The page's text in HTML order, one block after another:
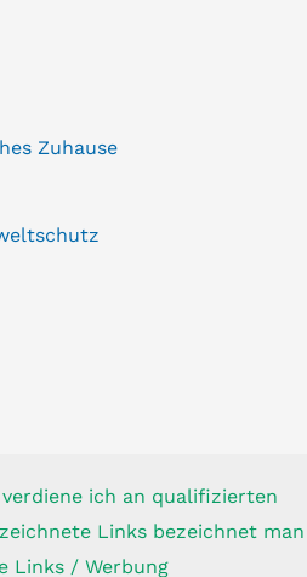
Zuhause
ich an qualifizierten
Links bezeichnet man
Links / Werbung